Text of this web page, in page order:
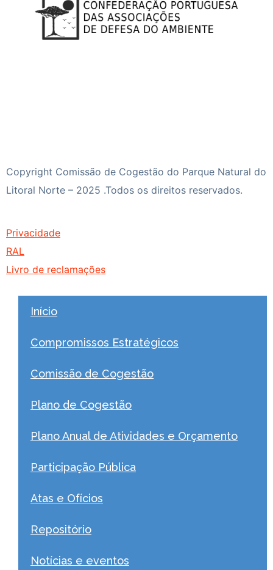
Copyright Comissão de Cogestão do Parque Natural do
Litoral Norte – 2025 .Todos os direitos reservados.
Privacidade
RAL
Livro de reclamações
Início
Compromissos Estratégicos
Comissão de Cogestão
Plano de Cogestão
Plano Anual de Atividades e Orçamento
Participação Pública
Atas e Ofícios
Repositório
Notícias e eventos